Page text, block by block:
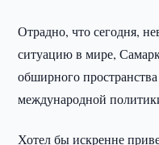
Отрадно, что сегодня,
ситуацию в мире,
обширного
международной
Хотел бы искренне